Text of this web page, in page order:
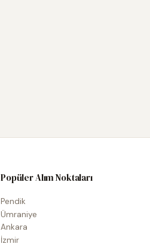
Popüler Alım Noktaları
Pendik
Ümraniye
Ankara
İzmir